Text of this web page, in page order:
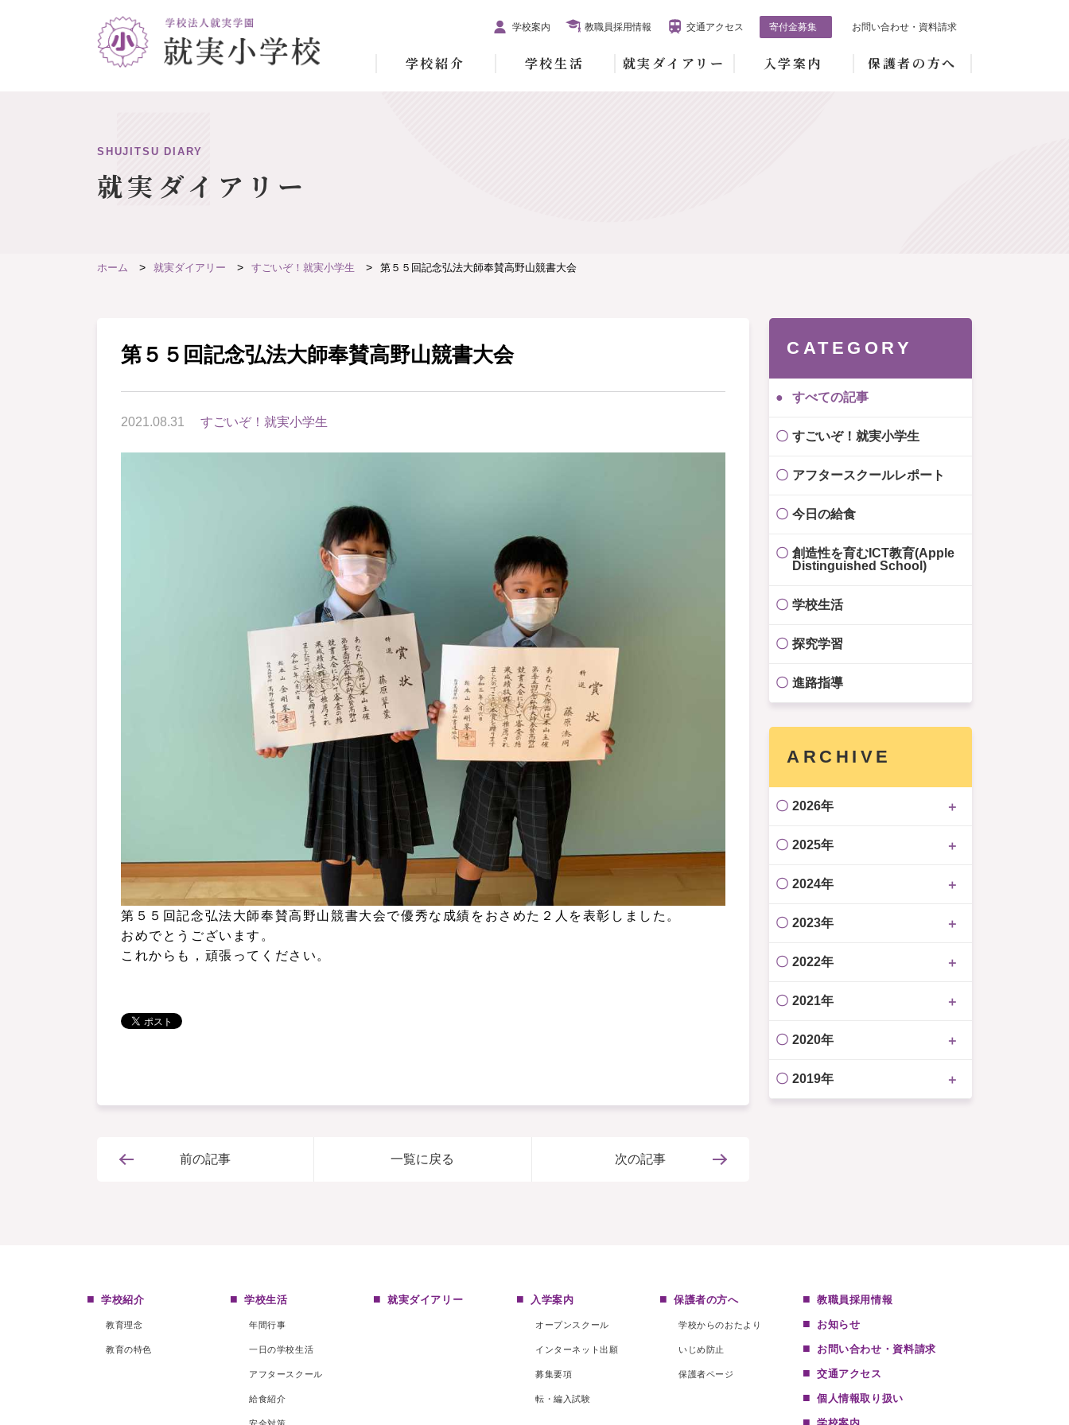
学校案内 教職員採用情報 交通アクセス 寄付金募集 お問い合わせ・資料請求
学校紹介 学校生活 就実ダイアリー 入学案内 保護者の方へ
SHUJITSU DIARY
就実ダイアリー
ホーム 就実ダイアリー すごいぞ！就実小学生 第５５回記念弘法大師奉賛高野山競書大会
第５５回記念弘法大師奉賛高野山競書大会
2021.08.31 すごいぞ！就実小学生
第５５回記念弘法大師奉賛高野山競書大会で優秀な成績をおさめた２人を表彰しました。
おめでとうございます。
これからも，頑張ってください。
前の記事 一覧に戻る 次の記事
CATEGORY
すべての記事
すごいぞ！就実小学生
アフタースクールレポート
今日の給食
創造性を育むICT教育(Apple
Distinguished School)
学校生活
探究学習
進路指導
ARCHIVE
2026年
2025年
2024年
2023年
2022年
2021年
2020年
2019年
学校紹介
教育理念
教育の特色
学校生活
年間行事
一日の学校生活
アフタースクール
給食紹介
就実ダイアリー 入学案内
オープンスクール
インターネット出願
募集要項
転・編入試験
保護者の方へ
学校からのおたより
いじめ防止
保護者ページ
教職員採用情報
お知らせ
お問い合わせ・資料請求
交通アクセス
個人情報取り扱い